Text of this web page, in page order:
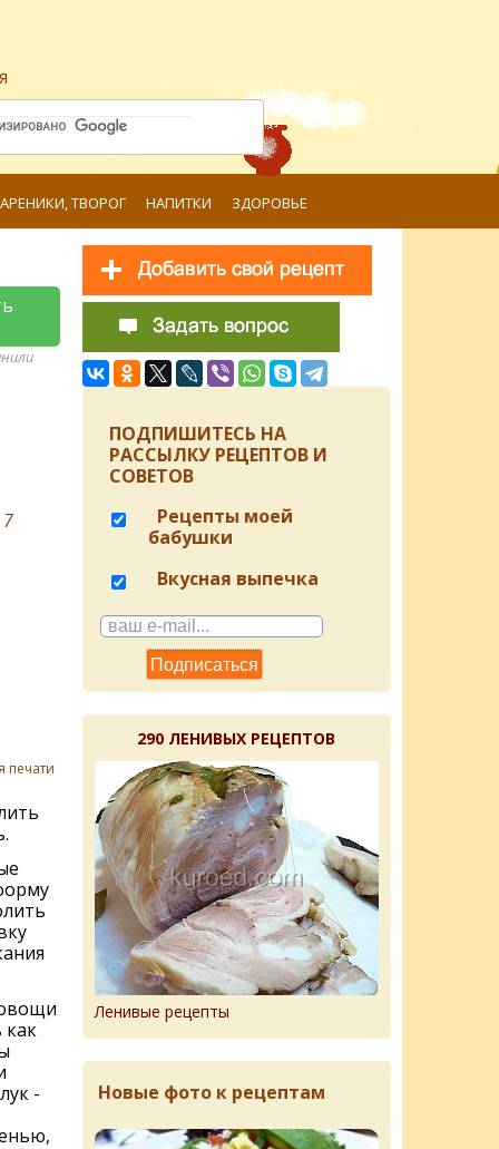
ТВОРОГ НАПИТКИ ЗДОРОВЬЕ
7
печати
-
ПОДПИШИТЕСЬ НА
РАССЫЛКУ РЕЦЕПТОВ И
СОВЕТОВ
Рецепты моей
бабушки
Вкусная выпечка
290 ЛЕНИВЫХ РЕЦЕПТОВ
Ленивые рецепты
Новые фото к рецептам